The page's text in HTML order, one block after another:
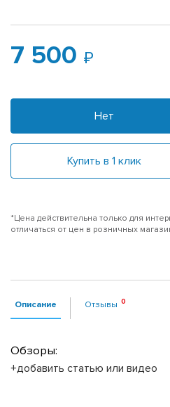
7 500
Нет
Купить в 1 клик
*Цена действительна только для
отличаться от цен в розничных
Описание Отзывы
Обзоры:
+добавить статью или видео